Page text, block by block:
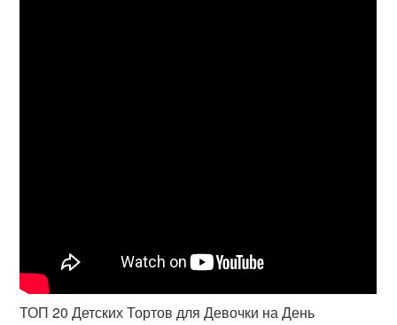
ТОП 20 Детских Тортов для Девочки на День